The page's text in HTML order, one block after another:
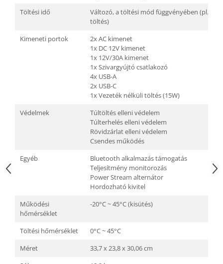
Töltési idő
Változó, a töltési mód függvényében (pl. AC
töltés)
Kimeneti portok
2x AC kimenet
1x DC 12V kimenet
1x 12V/30A kimenet
1x Szivargyújtó csatlakozó
4x USB-A
2x USB-C
1x Vezeték nélküli töltés (15W)
Védelmek
Túltöltés elleni védelem
Túlterhelés elleni védelem
Rövidzárlat elleni védelem
Csendes működés
Egyéb
Bluetooth alkalmazás támogatás
Teljesítmény monitorozás
Power Stream alternátor
Hordozható kivitel
Működési
hőmérséklet
-20°C ~ 45°C (kisütés)
Töltési hőmérséklet
0°C ~ 45°C
Méret
33,7 x 23,8 x 30,06 cm